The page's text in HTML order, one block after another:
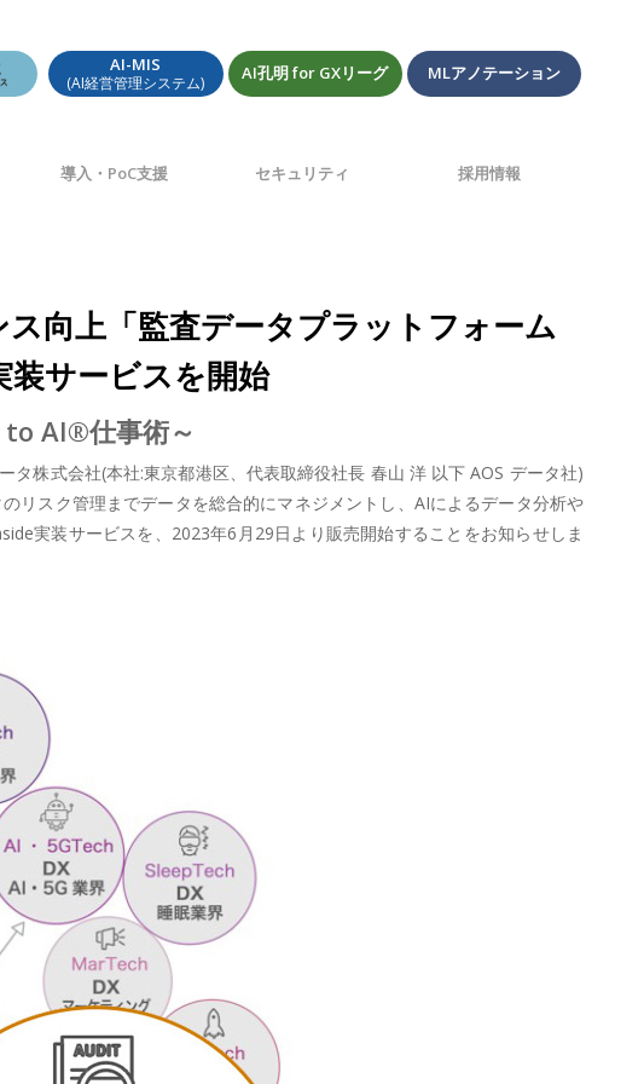
AI-MIS
(AI経営管理システム) AI孔明 for GXリーグ MLアノテーション
導入・PoC支援 セキュリティ 採用情報
向上「監査データプラットフォーム
サービスを開始
AI®仕事術～
株式会社(本社:東京都港区、代表取締役社長 春山 洋 以下 AOS データ社)
リスク管理までデータを総合的にマネジメントし、AIによるデータ分析や
実装サービスを、2023年6月29日より販売開始することをお知らせしま